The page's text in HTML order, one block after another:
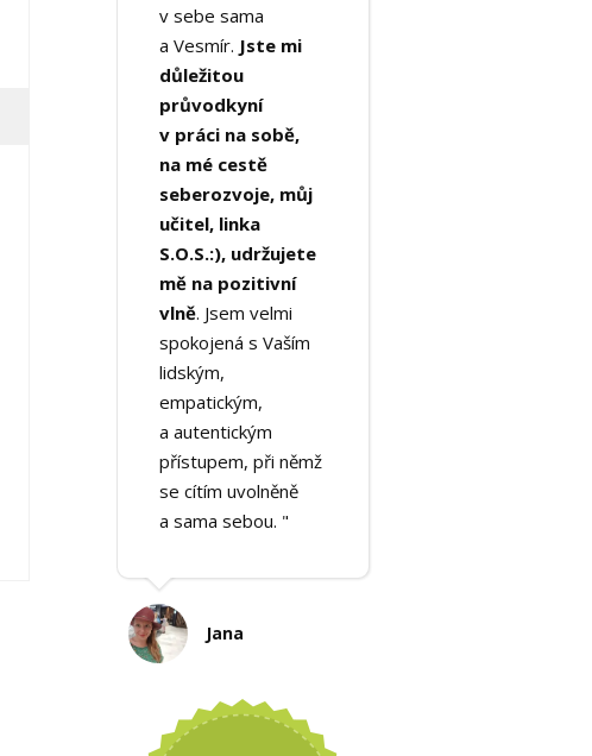
v sebe sama
a Vesmír. Jste mi
důležitou
průvodkyní
v práci na sobě,
na mé cestě
seberozvoje, můj
učitel, linka
S.O.S.:), udržujete
mě na pozitivní
vlně. Jsem velmi
spokojená s Vaším
lidským,
empatickým,
a autentickým
přístupem, při němž
se cítím uvolněně
a sama sebou. "
Jana